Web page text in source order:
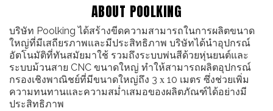
ABOUT POOLKING
บริษัท Poolking ได้สร้างขีดความสามารถในการผลิตขนาด
ใหญ่ที่มีเสถียรภาพและมีประสิทธิภาพ บริษัทได้นำอุปกรณ์
อัตโนมัติที่ทันสมัยมาใช้ รวมถึงระบบพ่นสีด้วยหุ่นยนต์และ
ระบบม้วนสาย CNC ขนาดใหญ่ ทำให้สามารถผลิตอุปกรณ์
กรองเชิงพาณิชย์ที่มีขนาดใหญ่ถึง 3 x 10 เมตร ซึ่งช่วยเพิ่ม
ความทนทานและความสม่ำเสมอของผลิตภัณฑ์ได้อย่างมี
ประสิทธิภาพ